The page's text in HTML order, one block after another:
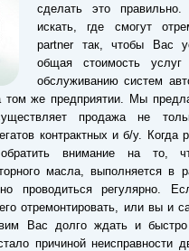
сделать это
искать, где смогут
partner так, чтобы Вас
общая стоимость
обслуживанию систем
том же предприятии. Мы
продажа не
контрактных и б/у. Когда
обратить внимание на то,
масла, выполняется в
проводиться регулярно.
отремонтировать, или вы и
Вас долго ждать и
причиной неисправности